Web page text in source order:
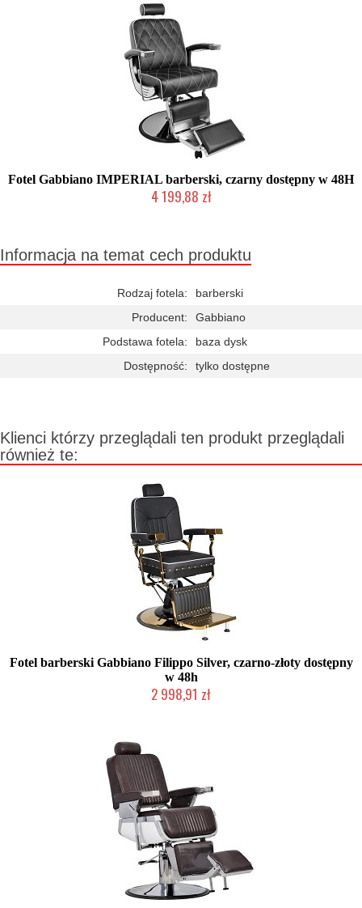
Fotel Gabbiano IMPERIAL barberski, czarny dostępny w 48H
4 199,88 zł
Informacja na temat cech produktu
Rodzaj fotela:
barberski
Producent:
Gabbiano
Podstawa fotela:
baza dysk
Dostępność:
tylko dostępne
Klienci którzy przeglądali ten produkt przeglądali
również te:
Fotel barberski Gabbiano Filippo Silver, czarno-złoty dostępny
w 48h
2 998,91 zł